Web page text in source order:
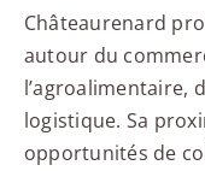
Châteaurenard
autour du
l’agroalimentaire,
logistique. Sa
opportunités de